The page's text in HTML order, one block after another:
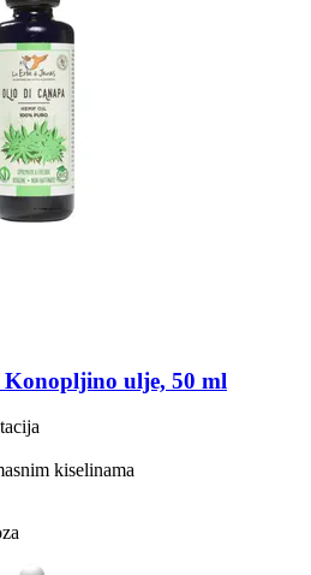
Konopljino ulje, 50 ml
kiselinama